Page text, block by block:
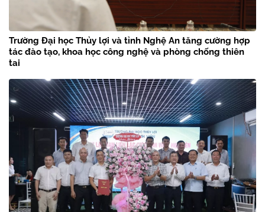
Trường Đại học Thủy lợi và tỉnh Nghệ An tăng cường hợp
tác đào tạo, khoa học công nghệ và phòng chống thiên
tai